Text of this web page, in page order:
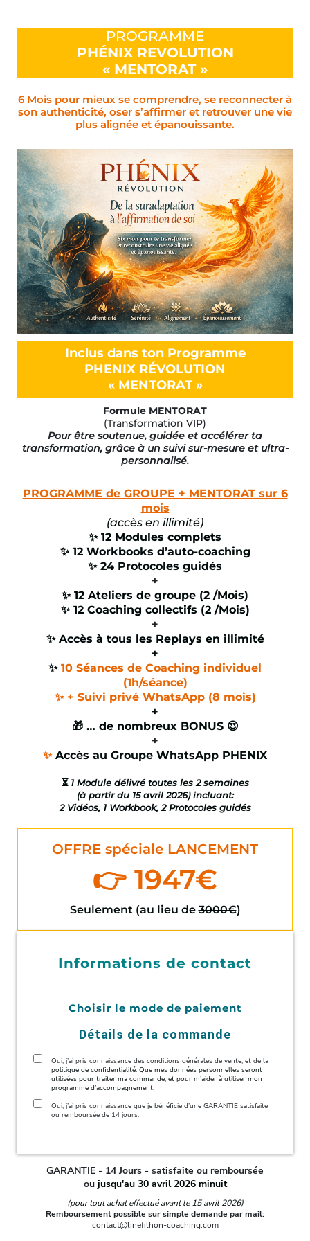
PROGRAMME
PHÉNIX REVOLUTION
« MENTORAT »
6 Mois pour mieux se comprendre, se reconnecter à
son authenticité, oser s’affirmer et retrouver une vie
plus alignée et épanouissante.
Inclus dans ton Programme
PHENIX RÉVOLUTION
« MENTORAT »
Formule MENTORAT
(Transformation VIP)
Pour être soutenue, guidée et accélérer ta
transformation, grâce à un suivi sur-mesure et ultra-
personnalisé.
PROGRAMME de GROUPE + MENTORAT sur 6
mois
(accès en illimité)
✨ 12 Modules complets
✨ 12 Workbooks d’auto-coaching
✨ 24 Protocoles guidés
+
✨ 12 Ateliers de groupe (2 /Mois)
✨ 12 Coaching collectifs (2 /Mois)
+
✨ Accès à tous les Replays en illimité
+
✨ 10 Séances de Coaching individuel
(1h/séance)
✨ + Suivi privé WhatsApp (8 mois)
+
🎁 … de nombreux BONUS 😍
+
✨ Accès au Groupe WhatsApp PHENIX
⏳ 1 Module délivré toutes les 2 semaines
(à partir du 15 avril 2026) incluant:
2 Vidéos, 1 Workbook, 2 Protocoles guidés
OFFRE spéciale LANCEMENT
👉 1947€
Seulement (au lieu de3000€)
Informations de contact
Choisir le mode de paiement
Détails de la commande
Oui, j’ai pris connaissance des conditions générales de vente, et de la
politique de confidentialité. Que mes données personnelles seront
utilisées pour traiter ma commande, et pour m’aider à utiliser mon
programme d’accompagnement.
Oui, j’ai pris connaissance que je bénéficie d’une GARANTIE satisfaite
ou remboursée de 14 jours.
GARANTIE - 14 Jours - satisfaite ou remboursée
ou jusqu'au 30 avril 2026 minuit
(pour tout achat effectué avant le 15 avril 2026)
Remboursement possible sur simple demande par mail:
contact@linefilhon-coaching.com